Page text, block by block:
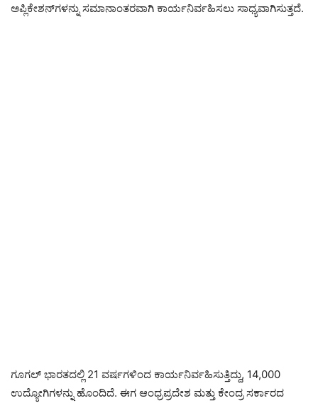
ಅಪ್ಲಿಕೇಶನ್‌ಗಳನ್ನು ಸಮಾನಾಂತರವಾಗಿ ಕಾರ್ಯನಿರ್ವಹಿಸಲು ಸಾಧ್ಯವಾಗಿಸುತ್ತದೆ.
ಗೂಗಲ್ ಭಾರತದಲ್ಲಿ 21 ವರ್ಷಗಳಿಂದ ಕಾರ್ಯನಿರ್ವಹಿಸುತ್ತಿದ್ದು, 14,000
ಉದ್ಯೋಗಿಗಳನ್ನು ಹೊಂದಿದೆ. ಈಗ ಆಂಧ್ರಪ್ರದೇಶ ಮತ್ತು ಕೇಂದ್ರ ಸರ್ಕಾರದ